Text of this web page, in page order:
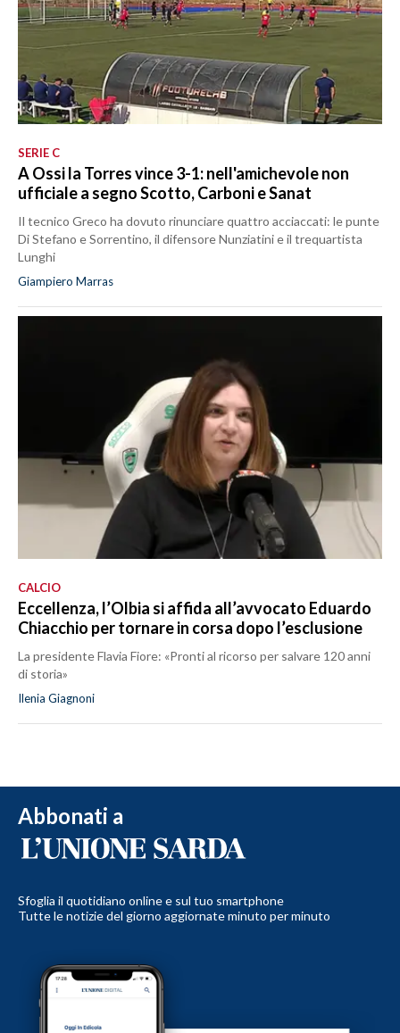
SERIE C
A Ossi la Torres vince 3-1: nell'amichevole non
ufficiale a segno Scotto, Carboni e Sanat
Il tecnico Greco ha dovuto rinunciare quattro acciaccati: le punte
Di Stefano e Sorrentino, il difensore Nunziatini e il trequartista
Lunghi
Giampiero Marras
CALCIO
Eccellenza, l’Olbia si affida all’avvocato Eduardo
Chiacchio per tornare in corsa dopo l’esclusione
La presidente Flavia Fiore: «Pronti al ricorso per salvare 120 anni
di storia»
Ilenia Giagnoni
Abbonati a
Sfoglia il quotidiano online e sul tuo smartphone
Tutte le notizie del giorno aggiornate minuto per minuto